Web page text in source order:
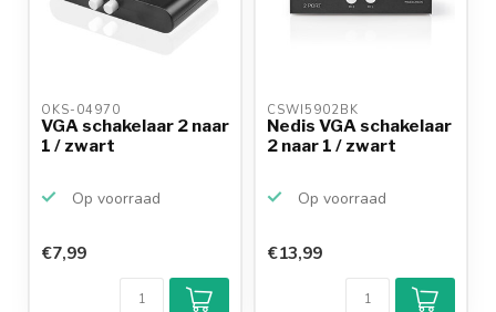
OKS-04970
VGA schakelaar 2 naar
1 / zwart
Op voorraad
€7,99
CSWI5902BK
Nedis VGA schakelaar
2 naar 1 / zwart
Op voorraad
€13,99